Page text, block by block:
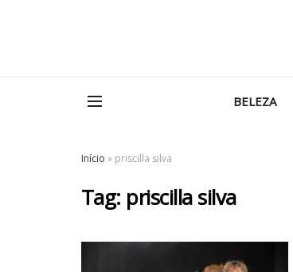
BELEZA
Início » priscilla silva
Tag: priscilla silva